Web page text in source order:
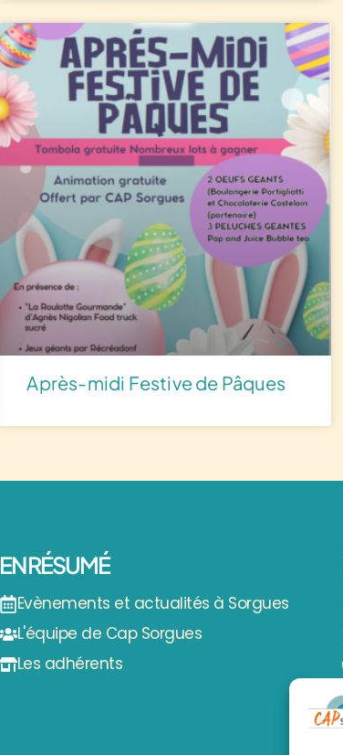
Après-midi Festive de Pâques
EN RÉSUMÉ
Evènements et actualités à Sorgues
L'équipe de Cap Sorgues
Les adhérents